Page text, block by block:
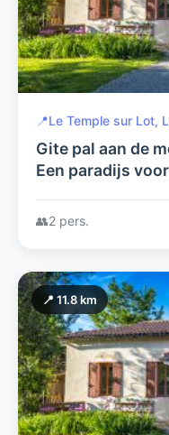
📍Le Temple sur Lot,
Gite pal aan de
Een paradijs
prachtig uitzicht
👥2 pers.
📍 11.8 km